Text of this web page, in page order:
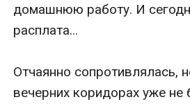
домашнюю работу. И
расплата...
Отчаянно сопротивлялась,
вечерних коридорах уже не